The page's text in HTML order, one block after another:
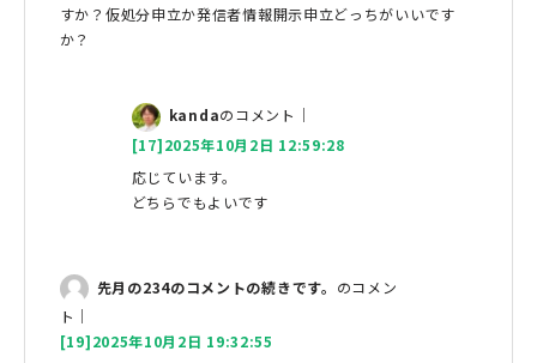
すか？仮処分申立か発信者情報開示申立どっちがいいです
か？
kandaのコメント｜
[17]2025年10月2日 12:59:28
応じています。
どちらでもよいです
先月の234のコメントの続きです。 のコメン
ト｜
[19]2025年10月2日 19:32:55